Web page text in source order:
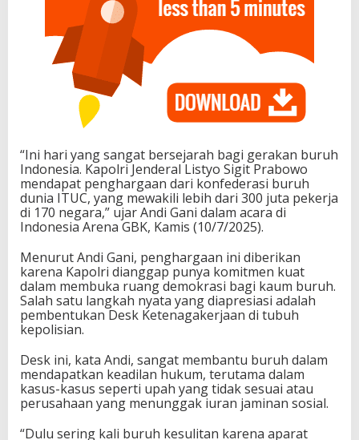
“Ini hari yang sangat bersejarah bagi gerakan buruh
Indonesia. Kapolri Jenderal Listyo Sigit Prabowo
mendapat penghargaan dari konfederasi buruh
dunia ITUC, yang mewakili lebih dari 300 juta pekerja
di 170 negara,” ujar Andi Gani dalam acara di
Indonesia Arena GBK, Kamis (10/7/2025).
Menurut Andi Gani, penghargaan ini diberikan
karena Kapolri dianggap punya komitmen kuat
dalam membuka ruang demokrasi bagi kaum buruh.
Salah satu langkah nyata yang diapresiasi adalah
pembentukan Desk Ketenagakerjaan di tubuh
kepolisian.
Desk ini, kata Andi, sangat membantu buruh dalam
mendapatkan keadilan hukum, terutama dalam
kasus-kasus seperti upah yang tidak sesuai atau
perusahaan yang menunggak iuran jaminan sosial.
“Dulu sering kali buruh kesulitan karena aparat